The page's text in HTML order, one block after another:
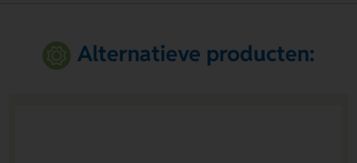
Alternatieve producten: